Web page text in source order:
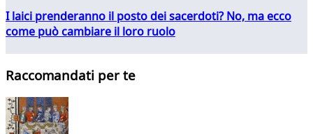
I laici prenderanno il posto dei sacerdoti? No, ma ecco
come può cambiare il loro ruolo
Raccomandati per te